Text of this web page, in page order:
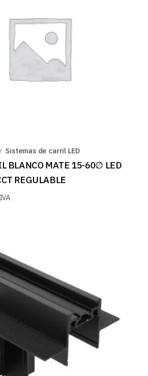
Sistemas de carril LED
BLANCO MATE 15-60∅ LED
REGULABLE